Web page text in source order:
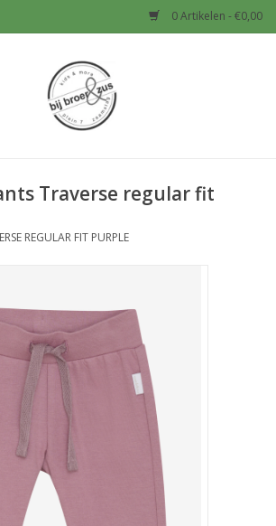
0 Artikelen - €0,00
Traverse regular fit
REGULAR FIT PURPLE